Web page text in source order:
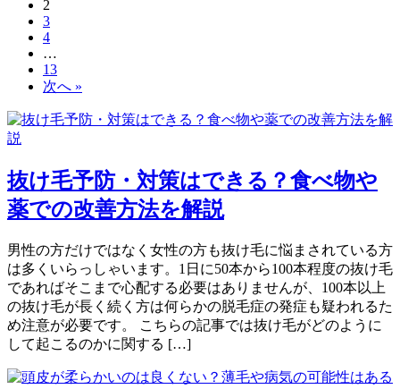
2
3
4
…
13
次へ »
抜け毛予防・対策はできる？食べ物や
薬での改善方法を解説
男性の方だけではなく女性の方も抜け毛に悩まされている方
は多くいらっしゃいます。1日に50本から100本程度の抜け毛
であればそこまで心配する必要はありませんが、100本以上
の抜け毛が長く続く方は何らかの脱毛症の発症も疑われるた
め注意が必要です。 こちらの記事では抜け毛がどのように
して起こるのかに関する […]